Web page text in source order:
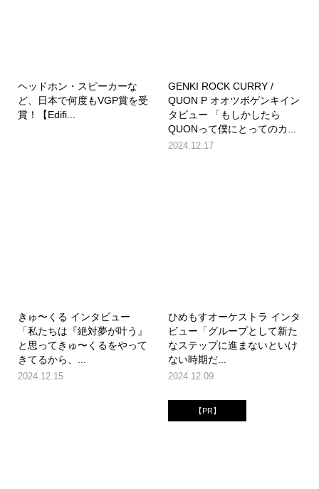
ヘッドホン・スピーカーな
ど、日本で何度もVGP賞を受
賞！【Edifi...
GENKI ROCK CURRY /
QUON P オオツボゲンキイン
タビュー 「もしかしたら
QUONって僕にとってのカ...
2024.12.17
きゅ〜くる インタビュー
「私たちは『絶対夢が叶う』
と思ってきゅ〜くるをやって
きてるから、...
2024.12.15
ひめもすオーケストラ インタ
ビュー「グループとして新た
なステップに進まないといけ
ない時期だ...
2024.12.09
【PR】